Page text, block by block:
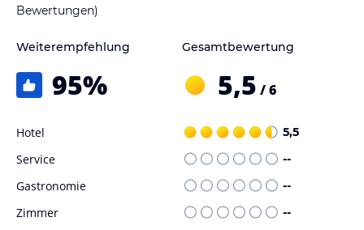
Bewertungen)
Weiterempfehlung
95%
Gesamtbewertung
5,5 / 6
Hotel 5,5
Service --
Gastronomie --
Zimmer --